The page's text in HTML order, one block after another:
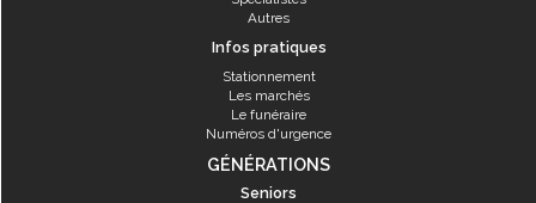
Autres
Infos pratiques
Stationnement
Les marchés
Le funéraire
Numéros d'urgence
GÉNÉRATIONS
Seniors